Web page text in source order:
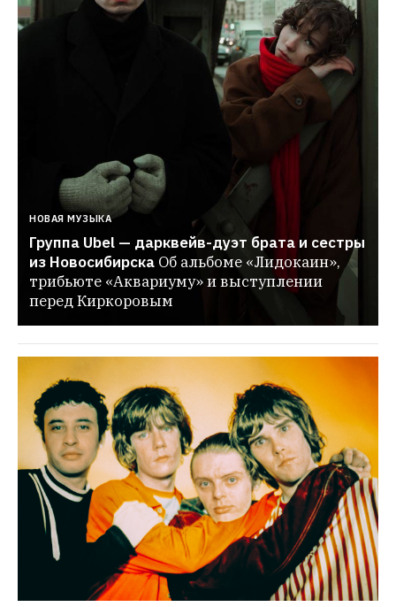
НОВАЯ МУЗЫКА
Группа Ubel — дарквейв-дуэт брата и сестры
из Новосибирска Об альбоме «Лидокаин»,
трибьюте «Аквариуму» и выступлении
перед Киркоровым